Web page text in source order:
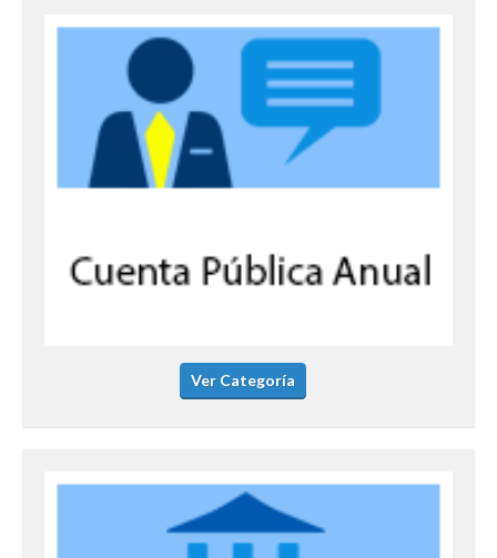
Ver Categoría